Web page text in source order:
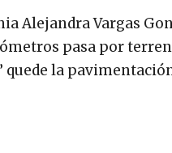
Alejandra Vargas
pasa por
la